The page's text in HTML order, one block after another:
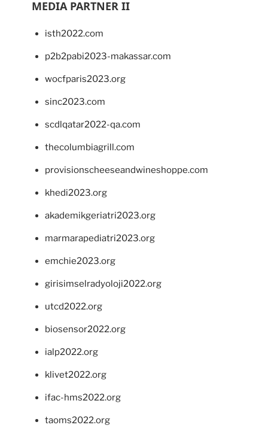
MEDIA PARTNER II
isth2022.com
p2b2pabi2023-makassar.com
wocfparis2023.org
sinc2023.com
scdlqatar2022-qa.com
thecolumbiagrill.com
provisionscheeseandwineshoppe.com
khedi2023.org
akademikgeriatri2023.org
marmarapediatri2023.org
emchie2023.org
girisimselradyoloji2022.org
utcd2022.org
biosensor2022.org
ialp2022.org
klivet2022.org
ifac-hms2022.org
taoms2022.org